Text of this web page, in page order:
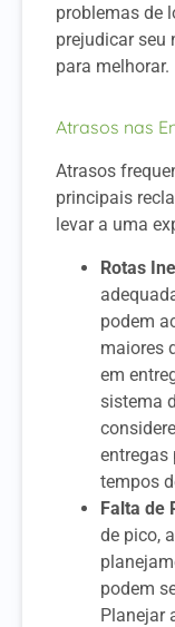
problemas de
prejudicar seu
para melhorar.
Atrasos nas
Atrasos
principais
levar a uma
Rotas
podem
maiores
em
sistema
entregas
tempos
Falta de
de pico,
podem
Planejar